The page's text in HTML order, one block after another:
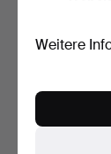
Weitere